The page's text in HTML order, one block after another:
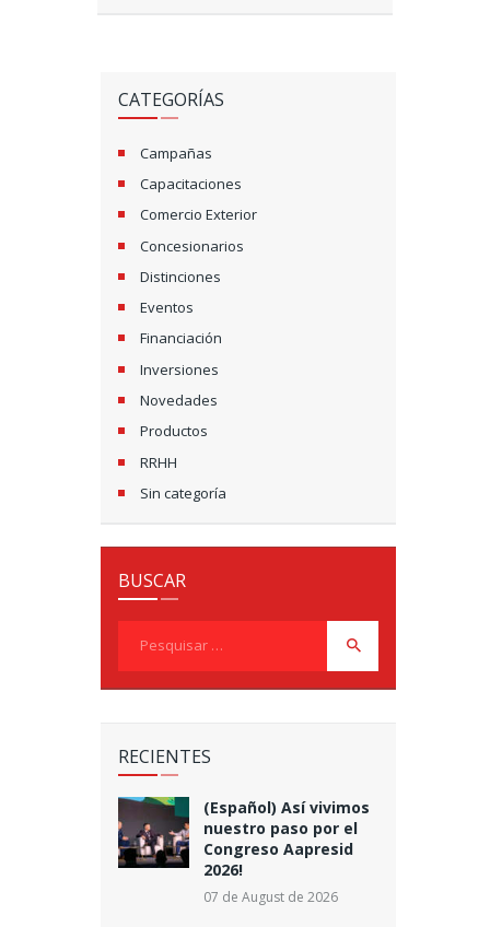
CATEGORÍAS
Campañas
Capacitaciones
Comercio Exterior
Concesionarios
Distinciones
Eventos
Financiación
Inversiones
Novedades
Productos
RRHH
Sin categoría
BUSCAR
RECIENTES
(Español) Así vivimos
nuestro paso por el
Congreso Aapresid
2026!
07 de August de 2026